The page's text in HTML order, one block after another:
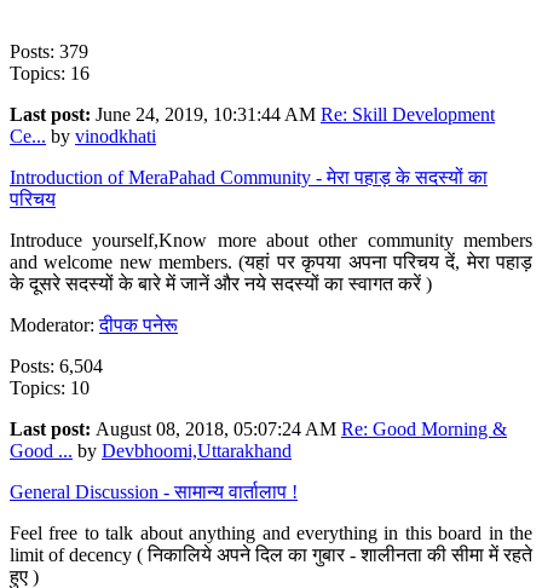
Posts: 379
Topics: 16
Last post: June 24, 2019, 10:31:44 AM Re: Skill Development
Ce... by vinodkhati
Introduction of MeraPahad Community - मेरा पहाड़ के सदस्यों का
परिचय
Introduce yourself,Know more about other community members
and welcome new members. (यहां पर कृपया अपना परिचय दें, मेरा पहाड़
के दूसरे सदस्यों के बारे में जानें और नये सदस्यों का स्वागत करें )
Moderator:दीपक पनेरू
Posts: 6,504
Topics: 10
Last post: August 08, 2018, 05:07:24 AM Re: Good Morning &
Good ... by Devbhoomi,Uttarakhand
General Discussion - सामान्य वार्तालाप !
Feel free to talk about anything and everything in this board in the
limit of decency ( निकालिये अपने दिल का गुबार - शालीनता की सीमा में रहते
हुए )